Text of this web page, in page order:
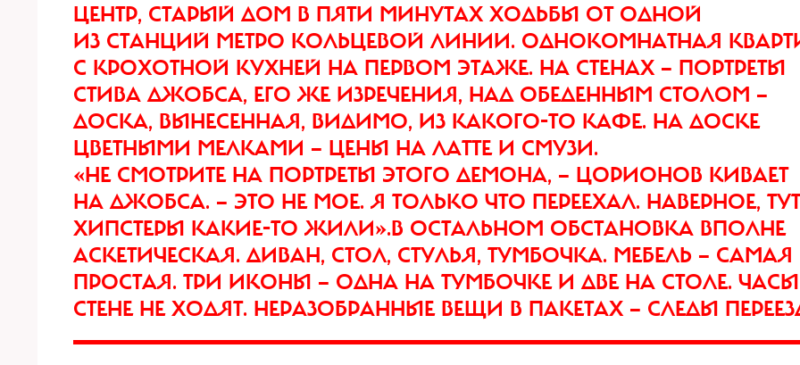
ЦЕНТР, СТАРЫЙ ДОМ В ПЯТИ МИНУТАХ ХОДЬБЫ ОТ ОДНОЙ
ИЗ СТАНЦИЙ МЕТРО КОЛЬЦЕВОЙ ЛИНИИ. ОДНОКОМНАТНАЯ
С КРОХОТНОЙ КУХНЕЙ НА ПЕРВОМ ЭТАЖЕ. НА СТЕНАХ — ПОРТРЕТЫ
СТИВА ДЖОБСА, ЕГО ЖЕ ИЗРЕЧЕНИЯ, НАД ОБЕДЕННЫМ СТОЛОМ —
ДОСКА, ВЫНЕСЕННАЯ, ВИДИМО, ИЗ КАКОГО-ТО КАФЕ. НА ДОСКЕ
ЦВЕТНЫМИ МЕЛКАМИ — ЦЕНЫ НА ЛАТТЕ И СМУЗИ.
«НЕ СМОТРИТЕ НА ПОРТРЕТЫ ЭТОГО ДЕМОНА, — ЦОРИОНОВ КИВАЕТ
НА ДЖОБСА. — ЭТО НЕ МОЕ. Я ТОЛЬКО ЧТО ПЕРЕЕХАЛ. НАВЕРНОЕ, ТУТ
ХИПСТЕРЫ КАКИЕ-ТО ЖИЛИ».В ОСТАЛЬНОМ ОБСТАНОВКА ВПОЛНЕ
АСКЕТИЧЕСКАЯ. ДИВАН, СТОЛ, СТУЛЬЯ, ТУМБОЧКА. МЕБЕЛЬ — САМАЯ
ПРОСТАЯ. ТРИ ИКОНЫ — ОДНА НА ТУМБОЧКЕ И ДВЕ НА СТОЛЕ.
СТЕНЕ НЕ ХОДЯТ. НЕРАЗОБРАННЫЕ ВЕЩИ В ПАКЕТАХ — СЛЕДЫ